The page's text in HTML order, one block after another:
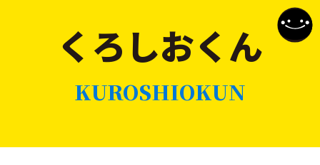
くろしおくん
KUROSHIOKUN